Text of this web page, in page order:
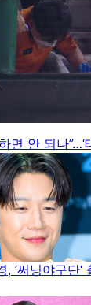
면 안 되나”…‘
’써닝야구단